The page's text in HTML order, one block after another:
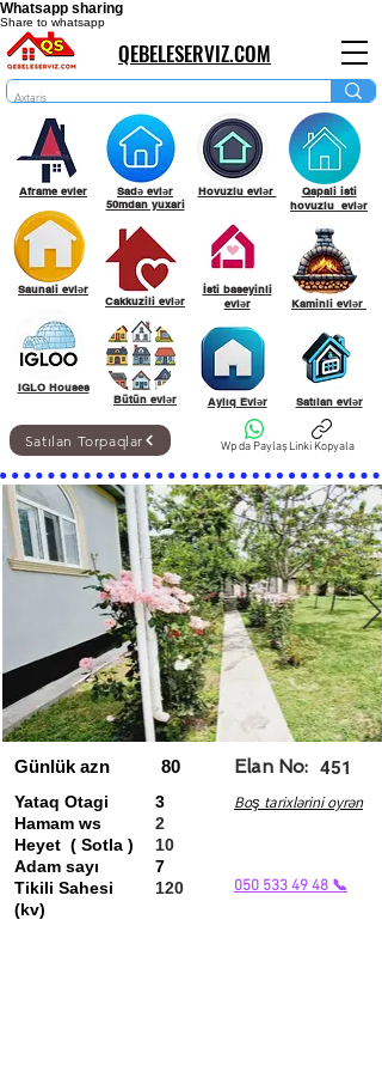
Whatsapp sharing
Share to whatsapp
QEBELESERVIZ.COM
Aframe evler
Saunali evlər
IGLO Houses
Sadə evlər
50mdan yuxari
Cakkuzili evlər
Bütün evlər
Hovuzlu evlər
İsti baseyinli
evlər
Aylıq Evlər
Qapali isti
hovuzlu evlər
Kaminli evlər
Satılan evlər
Wp da PaylaşLinki Kopyala
Satılan Torpaqlar
Günlük azn
Yataq Otagi
Hamam ws
Heyet ( Sotla )
Adam sayı
Tikili Sahesi
(kv)
80
3
Elan No: 451
Boş tarixlərini oyrən
2
10
7
120
050 533 49 48 📞